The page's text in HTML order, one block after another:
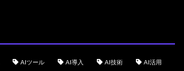
AIツール AI導入 AI技術 AI活用